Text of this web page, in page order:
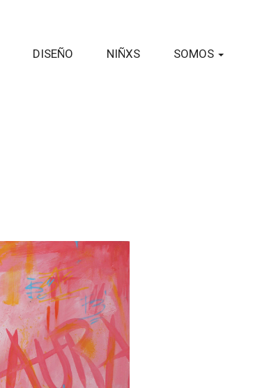
DISEÑO NIÑXS SOMOS